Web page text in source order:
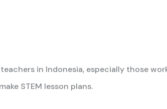
in Indonesia, especially those
STEM lesson plans.